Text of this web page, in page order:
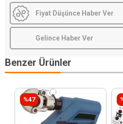
Fiyat Düşünce Haber Ver
Gelince Haber Ver
Benzer Ürünler
%47